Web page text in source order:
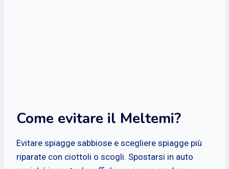
Come evitare il Meltemi?
Evitare spiagge sabbiose e scegliere spiagge più
riparate con ciottoli o scogli. Spostarsi in auto